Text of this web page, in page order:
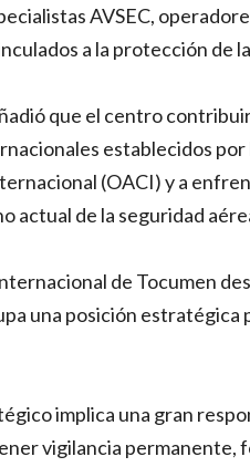
AVSEC,
a la protección de
que el centro
establecidos por
(OACI) y a
actual de la seguridad
de Tocumen
una posición estratégica
implica una gran
vigilancia permanente,